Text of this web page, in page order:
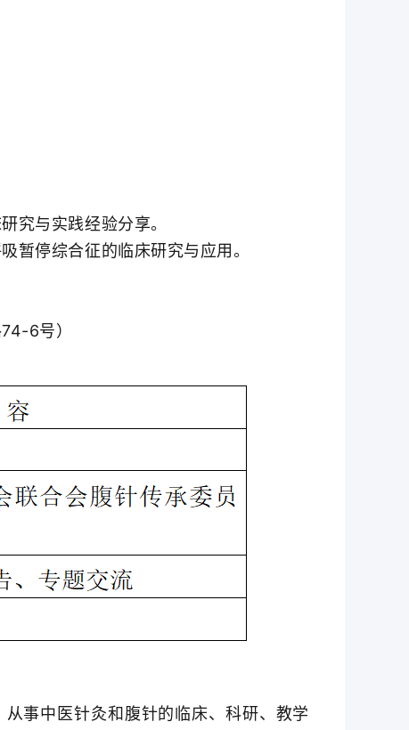
与实践经验分享。
停综合征的临床研究与应用。
6号）
事中医针灸和腹针的临床、科研、教学